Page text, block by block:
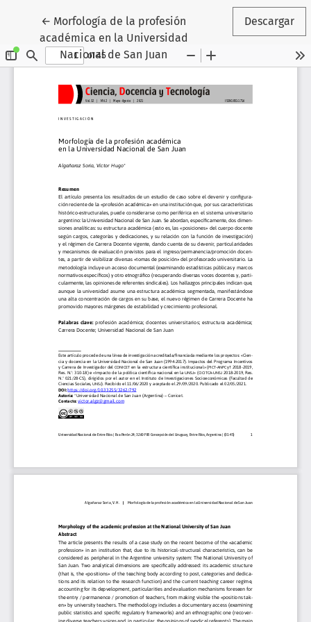
← Volver a los detalles del artículo
Morfología de la profesión
académica en la Universidad
Nacional de San Juan
Descargar